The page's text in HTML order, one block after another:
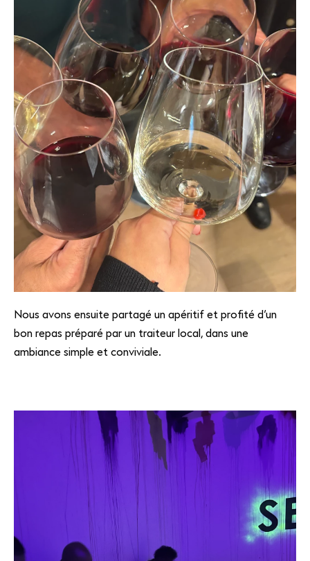
Nous avons ensuite partagé un apéritif et profité d’un
bon repas préparé par un traiteur local, dans une
ambiance simple et conviviale.